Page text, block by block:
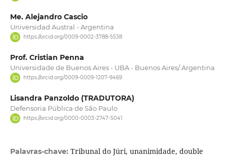
Me. Alejandro Cascio
Universidad Austral - Argentina
https://orcid.org/0009-0002-3788-5538
Prof. Cristian Penna
Universidade de Buenos Aires - UBA - Buenos Aires/ Argentina
https://orcid.org/0009-0009-1207-9469
Lisandra Panzoldo (TRADUTORA)
Defensoria Pública de São Paulo
https://orcid.org/0000-0003-2747-5041
Palavras-chave: Tribunal do Júri, unanimidade, double